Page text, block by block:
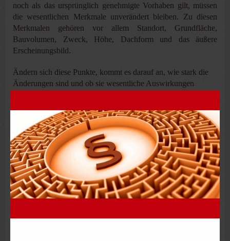
noch als das ursprünglich genehmigte Vorhaben gilt, müssen
die wesentlichen Merkmale unverändert bleiben. Zu diesen
Merkmalen gehören vor allem Standort, Grundfläche,
Bauvolumen, Zweck, Höhe, Dachform und das äußere
Erscheinungsbild.
Ändern sich diese Punkte, kommt es darauf an, wie stark die
Änderungen sind und ob sie wesentliche Auswirkungen
bei der Genehmigung bisher keine Rolle spielten.
Wandhöhen sind besonders wichtig. Denn werden die Wände
höher oder niedriger gebaut als genehmigt, lässt sich das nicht
ohne großen Aufwand und massive Eingriffe in die
Gebäudestruktur korrigieren. Deshalb ist eine Abweichung bei
der Wandhöhe fast immer entscheidend.
wenn man dadurch einen weitgehend legalen Zustand